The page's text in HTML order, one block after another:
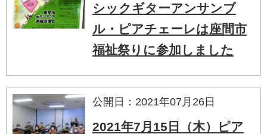
シックギターアンサンブ
ル・ピアチェーレは座間市
福祉祭りに参加しました
公開日：2021年07月26日
2021年7月15日（木）ピア